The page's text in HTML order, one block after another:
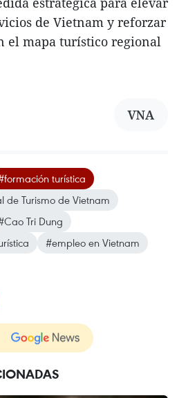
de Vietnam y reforzar
el mapa turístico regional
VNA
turística
de Turismo de Vietnam
Tri Dung
#empleo en Vietnam